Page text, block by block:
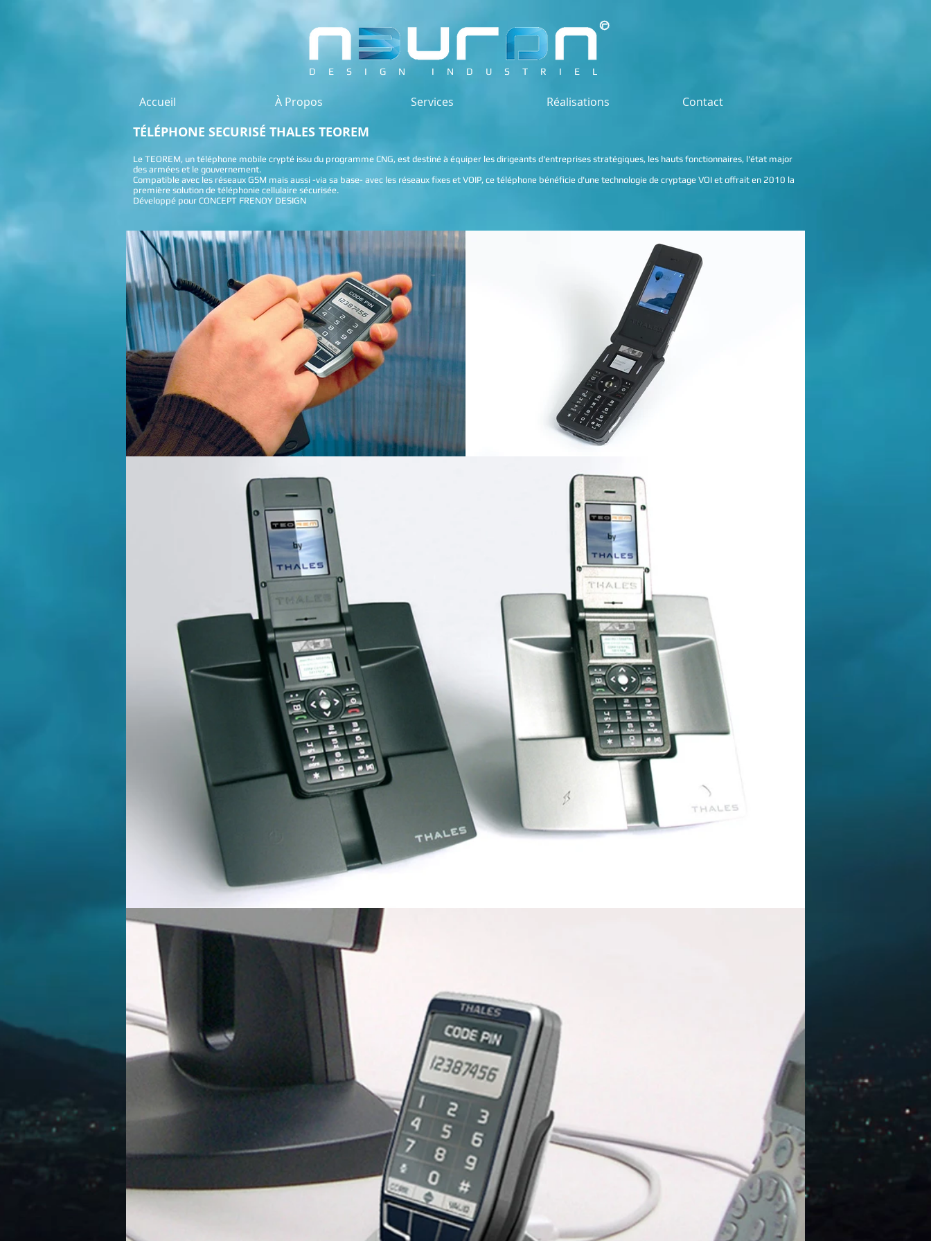
DESIGN INDUSTRIEL
Accueil À Propos Services Réalisations Contact
TÉLÉPHONE SECURISÉ THALES TEOREM
Le TEOREM, un téléphone mobile crypté issu du programme CNG, est destiné à équiper les dirigeants d'entreprises stratégiques, les hauts fonctionnaires, l'état major
des armées et le gouvernement.
Compatible avec les réseaux GSM mais aussi -via sa base- avec les réseaux fixes et VOIP, ce téléphone bénéficie d'une technologie de cryptage VOI et offrait en 2010 la
première solution de téléphonie cellulaire sécurisée.
Développé pour CONCEPT FRENOY DESIGN